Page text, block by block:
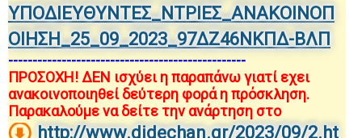
ΥΠΟΔΙΕΥΘΥΝΤΕΣ_ΝΤΡΙΕΣ_ΑΝΑΚΟΙΝΟΠ
ΟΙΗΣΗ_25_09_2023_97ΔΖ46ΝΚΠΔ-ΒΛΠ
-------------------------------------------------
ΠΡΟΣΟΧΗ! ΔΕΝ ισχύει η παραπάνω γιατί εχει
ανακοινοποιηθεί δεύτερη φορά η πρόσκληση.
Παρακαλούμε να δείτε την ανάρτηση στο
http://www.didechan.gr/2023/09/2.ht